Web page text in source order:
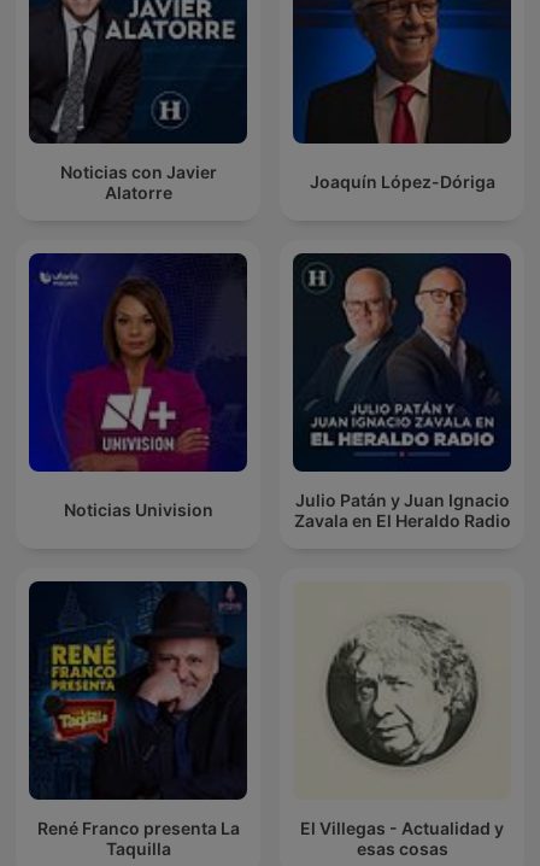
Noticias con Javier
Alatorre
Joaquín López-Dóriga
Noticias Univision
Julio Patán y Juan Ignacio
Zavala en El Heraldo Radio
René Franco presenta La
Taquilla
El Villegas - Actualidad y
esas cosas